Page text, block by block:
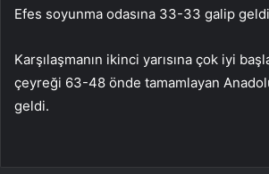
Efes soyunma odasına 33-33 galip
Karşılaşmanın ikinci yarısına çok iyi
çeyreği 63-48 önde tamamlayan
geldi.